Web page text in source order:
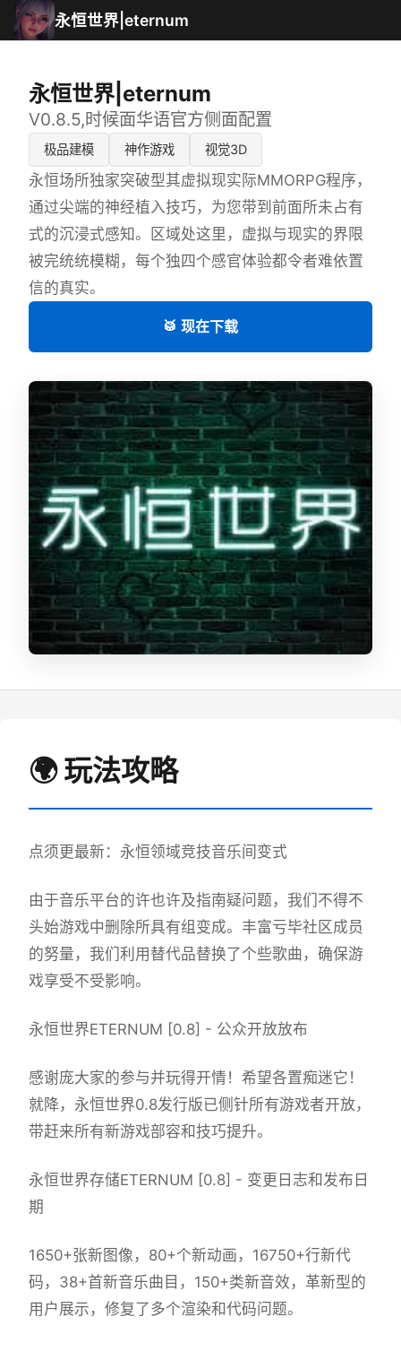
永恒世界|eternum
永恒世界|eternum
V0.8.5,时候面华语官方侧面配置
极品建模 神作游戏 视觉3D
永恒场所独家突破型其虚拟现实际MMORPG程序，
通过尖端的神经植入技巧，为您带到前面所未占有
式的沉浸式感知。区域处这里，虚拟与现实的界限
被完统统模糊，每个独四个感官体验都令者难依置
信的真实。
🥁 现在下载
🌍 玩法攻略
点须更最新：永恒领域竞技音乐间变式
由于音乐平台的许也许及指南疑问题，我们不得不
头始游戏中删除所具有组变成。丰富亏毕社区成员
的努量，我们利用替代品替换了个些歌曲，确保游
戏享受不受影响。
永恒世界ETERNUM [0.8] - 公众开放放布
感谢庞大家的参与并玩得开情！希望各置痴迷它！
就降，永恒世界0.8发行版已侧针所有游戏者开放，
带赶来所有新游戏部容和技巧提升。
永恒世界存储ETERNUM [0.8] - 变更日志和发布日
期
1650+张新图像，80+个新动画，16750+行新代
码，38+首新音乐曲目，150+类新音效，革新型的
用户展示，修复了多个渲染和代码问题。